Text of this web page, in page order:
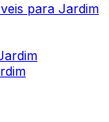
para Jardim